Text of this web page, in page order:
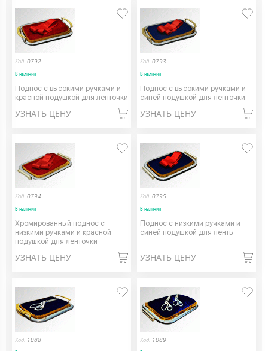
Код: 0792
В наличии
Поднос с высокими ручками и
красной подушкой для ленточки
УЗНАТЬ ЦЕНУ
Код: 0793
В наличии
Поднос с высокими ручками и
синей подушкой для ленточки
УЗНАТЬ ЦЕНУ
Код: 0794
В наличии
Хромированный поднос с
низкими ручками и красной
подушкой для ленточки
УЗНАТЬ ЦЕНУ
Код: 0795
В наличии
Поднос с низкими ручками и
синей подушкой для ленты
УЗНАТЬ ЦЕНУ
Код: 1088 Код: 1089